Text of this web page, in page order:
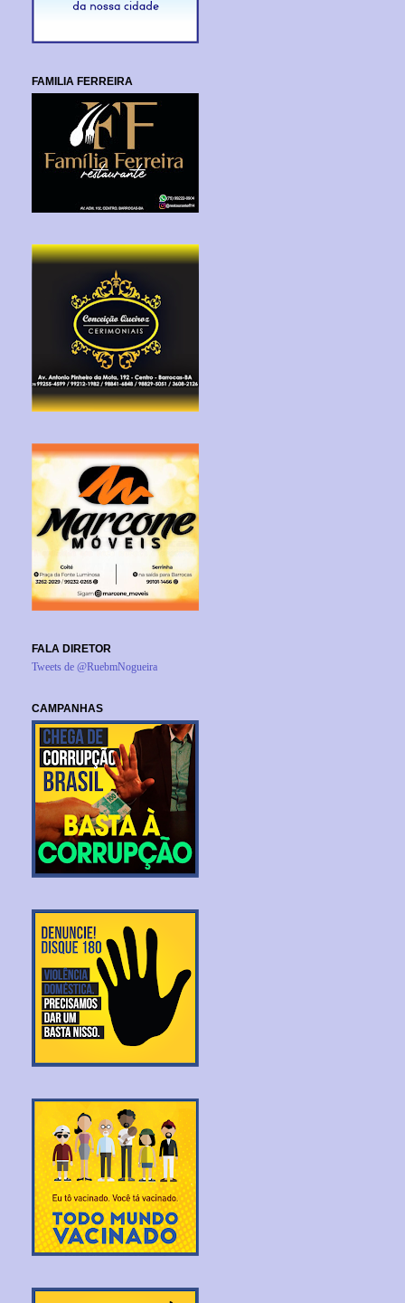
FAMILIA FERREIRA
FALA DIRETOR
Tweets de @RuebmNogueira
CAMPANHAS